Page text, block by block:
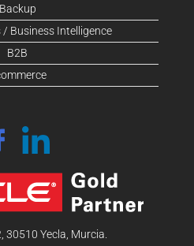
Backup
/ Business Intelligence
B2B
30510 Yecla, Murcia.